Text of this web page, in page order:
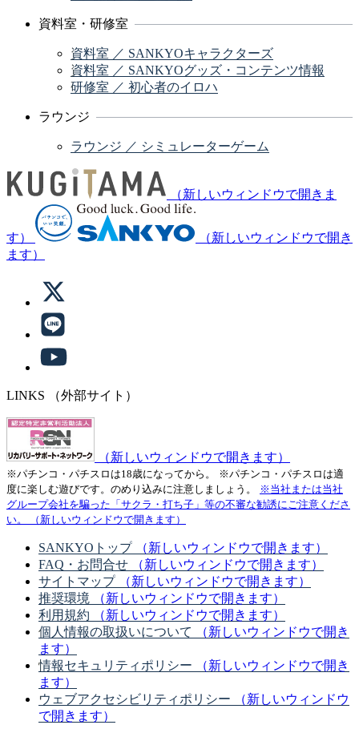
資料室・研修室
資料室 ／ SANKYOキャラクターズ
資料室 ／ SANKYOグッズ・コンテンツ情報
研修室 ／ 初心者のイロハ
ラウンジ
ラウンジ ／ シミュレーターゲーム
（新しいウィンドウで開きま
す）
（新しいウィンドウで開き
ます）
LINKS （外部サイト）
（新しいウィンドウで開きます）
※パチンコ・パチスロは18歳になってから。
※パチンコ・パチスロは適
度に楽しむ遊びです。のめり込みに注意しましょう。
※当社または当社
グループ会社を騙った「サクラ・打ち子」等の不審な勧誘にご注意くださ
い。
（新しいウィンドウで開きます）
SANKYOトップ
（新しいウィンドウで開きます）
FAQ・お問合せ
（新しいウィンドウで開きます）
サイトマップ
（新しいウィンドウで開きます）
推奨環境
（新しいウィンドウで開きます）
利用規約
（新しいウィンドウで開きます）
個人情報の取扱いについて
（新しいウィンドウで開き
ます）
情報セキュリティポリシー
（新しいウィンドウで開き
ます）
ウェブアクセシビリティポリシー
（新しいウィンドウ
で開きます）